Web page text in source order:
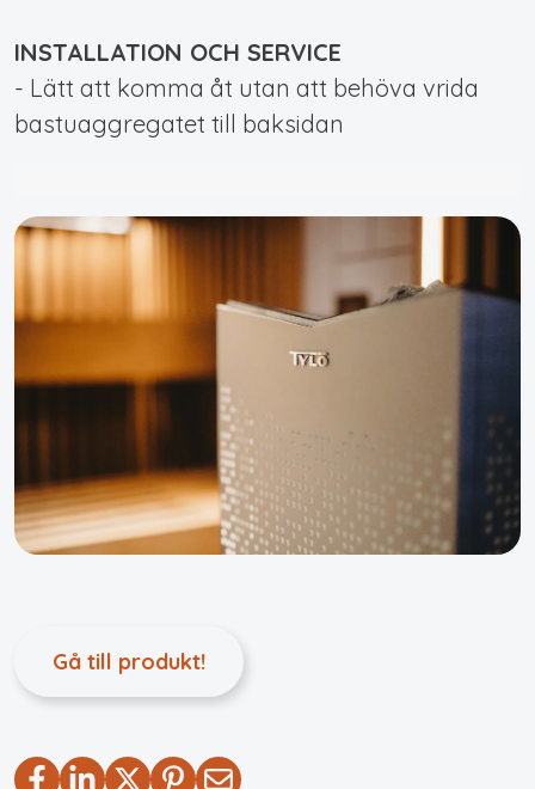
INSTALLATION OCH SERVICE
- Lätt att komma åt utan att behöva vrida
bastuaggregatet till baksidan
Gå till produkt!